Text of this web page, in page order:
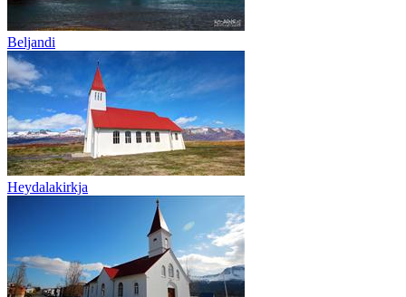
Beljandi
Heydalakirkja